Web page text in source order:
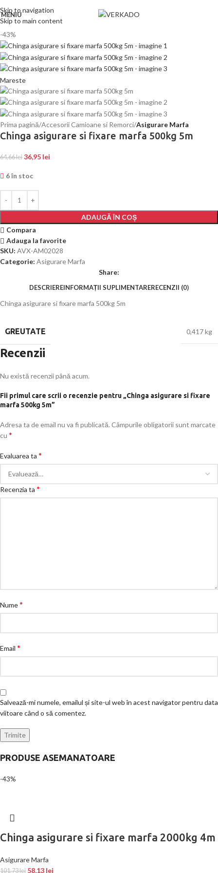
Skip to navigation
Skip to main content
MENIU
-43%
Mareste
Prima pagină Accesorii Camioane si Remorci Asigurare Marfa
Chinga asigurare si fixare marfa 500kg 5m
64,66lei 36,95 lei
6 în stoc
ADAUGĂ ÎN COȘ
Compara
Adauga la favorite
SKU: AVX-AM02028
Categorie: Asigurare Marfa
Share:
DESCRIEREINFORMAȚII SUPLIMENTARERECENZII (0)
Chinga asigurare si fixare marfa 500kg 5m
GREUTATE 0,417 kg
Recenzii
Nu există recenzii până acum.
Fii primul care scrii o recenzie pentru „Chinga asigurare si fixare
marfa 500kg 5m”
Adresa ta de email nu va fi publicată. Câmpurile obligatorii sunt marcate
cu *
Evaluarea ta *
Recenzia ta *
Nume*
Email *
Salvează-mi numele, emailul și site-ul web în acest navigator pentru data
viitoare când o să comentez.
PRODUSE ASEMANATOARE
-43%
Chinga asigurare si fixare marfa 2000kg 4m
Asigurare Marfa
101,73lei 58,13 lei